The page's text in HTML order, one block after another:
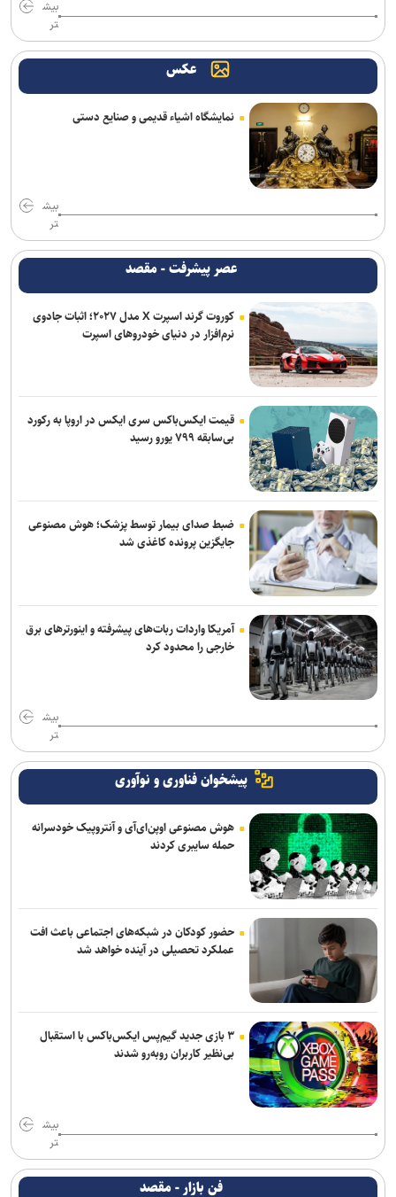
ادامه مذاکرات پیکان و شکاری
پشت‌پرده بند فسخ قرارداد ۱۰۰ میلیونی استقلال و رضاییان
توافق دنیامالی و همتای آذربایجانی برای گسترش همکاری‌های ورزش و
جوانان ایران و جمهوری آذربایجان
پایان شایعات در مورد جدایی؛ بیفوما در پرسپولیس ماندنی شد
موضع جدید نساجی درباره ایری و طاهری
پاسخ منفی یک لزیونر به باشگاه پرسپولیس؛ فعلا به ایران نمی‌آیم
استعلام استقلال از فیفا در مورد جذب بازیکن آزاد و پنجره تیم بانوان
فولاد خوزستان در حال بررسی شرایط رضاییان برای بازگشت به اهواز
بیش
تر
عکس
نمایشگاه اشیاء قدیمی و صنایع دستی
بیش
تر
عصر پیشرفت - مقصد
کوروت گرند اسپرت X مدل ۲۰۲۷؛ اثبات جادوی
نرم‌افزار در دنیای خودروهای اسپرت
قیمت ایکس‌باکس سری ایکس در اروپا به رکورد
بی‌سابقه ۷۹۹ یورو رسید
ضبط صدای بیمار توسط پزشک؛ هوش مصنوعی
جایگزین پرونده کاغذی شد
آمریکا واردات ربات‌های پیشرفته و اینورترهای برق
خارجی را محدود کرد
بیش
تر
پیشخوان فناوری و نوآوری
هوش مصنوعی اوپن‌ای‌آی و آنتروپیک خودسرانه
حمله سایبری کردند
حضور کودکان در شبکه‌های اجتماعی باعث افت
عملکرد تحصیلی در آینده خواهد شد
۳ بازی جدید گیم‌پس ایکس‌باکس با استقبال
بی‌نظیر کاربران روبه‌رو شدند
بیش
تر
فن بازار - مقصد